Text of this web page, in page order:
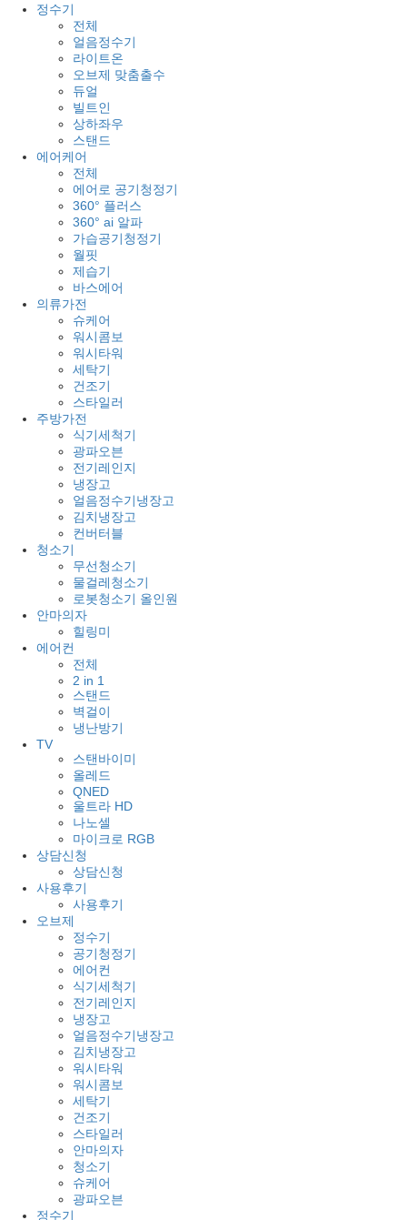
정수기
전체
얼음정수기
라이트온
오브제 맞춤출수
듀얼
빌트인
상하좌우
스탠드
에어케어
전체
에어로 공기청정기
360° 플러스
360° ai 알파
가습공기청정기
월핏
제습기
바스에어
의류가전
슈케어
워시콤보
워시타워
세탁기
건조기
스타일러
주방가전
식기세척기
광파오븐
전기레인지
냉장고
얼음정수기냉장고
김치냉장고
컨버터블
청소기
무선청소기
물걸레청소기
로봇청소기 올인원
안마의자
힐링미
에어컨
전체
2 in 1
스탠드
벽걸이
냉난방기
TV
스탠바이미
올레드
QNED
울트라 HD
나노셀
마이크로 RGB
상담신청
상담신청
사용후기
사용후기
오브제
정수기
공기청정기
에어컨
식기세척기
전기레인지
냉장고
얼음정수기냉장고
김치냉장고
워시타워
워시콤보
세탁기
건조기
스타일러
안마의자
청소기
슈케어
광파오븐
정수기